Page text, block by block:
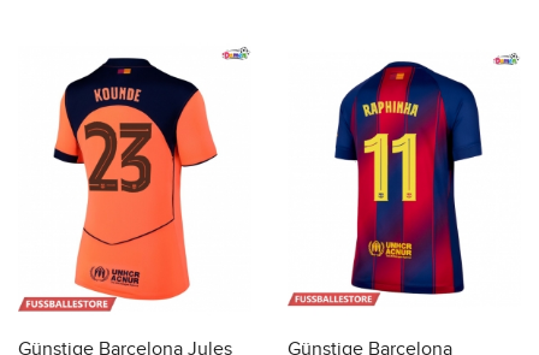
Günstige Barcelona Jules Günstige Barcelona